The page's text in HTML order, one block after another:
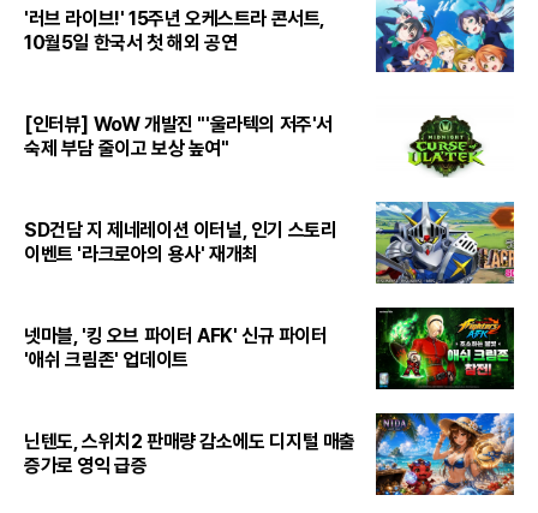
'러브 라이브!' 15주년 오케스트라 콘서트,
10월5일 한국서 첫 해외 공연
[인터뷰] WoW 개발진 "'울라텍의 저주'서
숙제 부담 줄이고 보상 높여"
SD건담 지 제네레이션 이터널, 인기 스토리
이벤트 '라크로아의 용사' 재개최
넷마블, '킹 오브 파이터 AFK' 신규 파이터
'애쉬 크림존' 업데이트
닌텐도, 스위치2 판매량 감소에도 디지털 매출
증가로 영익 급증